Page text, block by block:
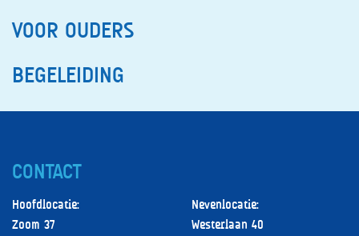
VOOR OUDERS
BEGELEIDING
CONTACT
Hoofdlocatie:
Zoom 37
Nevenlocatie:
Westerlaan 40